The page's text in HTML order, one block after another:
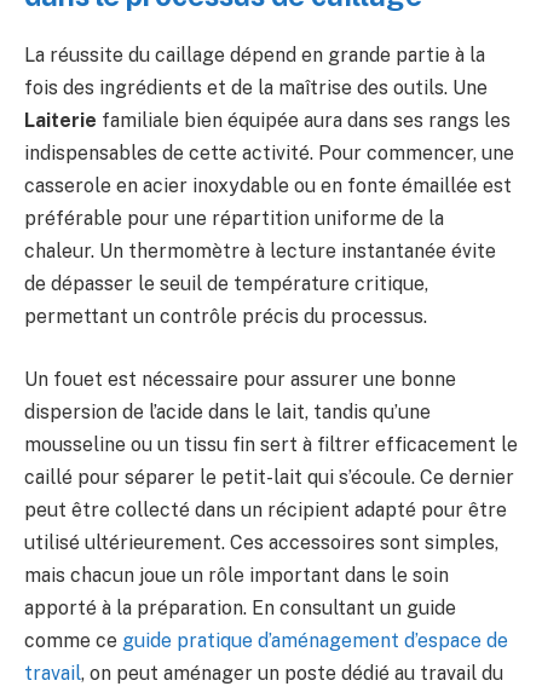
La réussite du caillage dépend en grande partie à la
fois des ingrédients et de la maîtrise des outils. Une
Laiterie familiale bien équipée aura dans ses rangs les
indispensables de cette activité. Pour commencer, une
casserole en acier inoxydable ou en fonte émaillée est
préférable pour une répartition uniforme de la
chaleur. Un thermomètre à lecture instantanée évite
de dépasser le seuil de température critique,
permettant un contrôle précis du processus.
Un fouet est nécessaire pour assurer une bonne
dispersion de l’acide dans le lait, tandis qu’une
mousseline ou un tissu fin sert à filtrer efficacement le
caillé pour séparer le petit-lait qui s’écoule. Ce dernier
peut être collecté dans un récipient adapté pour être
utilisé ultérieurement. Ces accessoires sont simples,
mais chacun joue un rôle important dans le soin
apporté à la préparation. En consultant un guide
comme ce guide pratique d’aménagement d’espace de
travail, on peut aménager un poste dédié au travail du